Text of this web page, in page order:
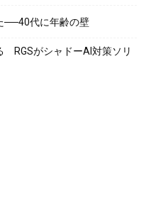
──40代に年齢の壁
RGSがシャドーAI対策ソリ